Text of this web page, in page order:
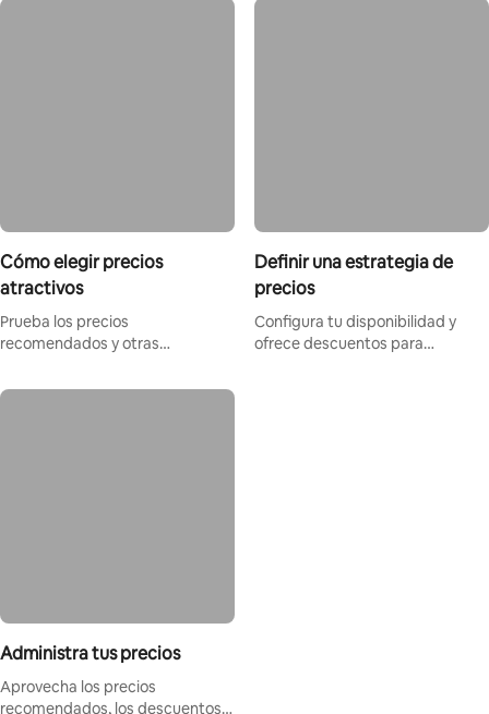
Cómo elegir precios
atractivos
Prueba los precios
recomendados y otras
mantener una tarifa atractiva.
Definir una estrategia de
precios
Configura tu disponibilidad y
ofrece descuentos para
Administra tus precios
Aprovecha los precios
recomendados, los descuentos y